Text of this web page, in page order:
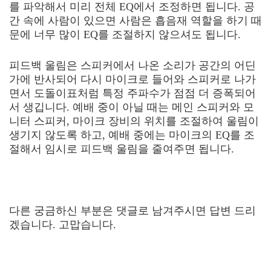
를 파악해서 미리 전체 EQ에서 조정하면 됩니다. 공
간 속에 사람이 있으면 사람은 흡음재 역할을 하기 때
문에 너무 많이 EQ를 조절하지 않으셔도 됩니다.
피드백 울림은 스피커에서 나온 소리가 공간의 어딘
가에 반사되어 다시 마이크로 들어와 스피커로 나가
면서 도돌이표처럼 특정 주파수가 점점 더 증폭되어
서 생깁니다. 예배 중이 아닐 때는 메인 스피커와 모
니터 스피커, 마이크 장비의 위치를 조절하여 울림이
생기지 않도록 하고, 예배 중에는 마이크의 EQ를 조
절해서 임시로 피드백 울림을 줄여주면 됩니다.
다른 궁금하신 부분은 댓글로 남겨주시면 답변 드리
겠습니다. 고맙습니다.